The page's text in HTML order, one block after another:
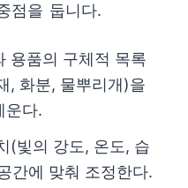
점을 둡니다.
용품의 구체적 목록
, 화분, 물뿌리개)을
운다.
(빛의 강도, 온도, 습
간에 맞춰 조정한다.